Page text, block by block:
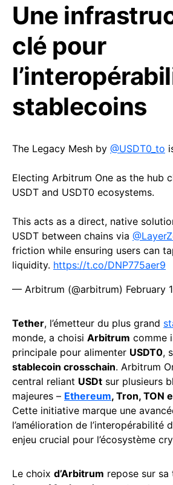
Une
clé pour
stablecoins
The Legacy Mesh by @USDT0_to
Electing Arbitrum One as the hub
USDT and USDT0 ecosystems.
This acts as a direct, native
USDT between chains via
friction while ensuring users can
liquidity. https://t.co/DNP775aer9
— Arbitrum (@arbitrum) February
Tether, l’émetteur du plus grand
monde, a choisi Arbitrum comme
principale pour alimenter USDT0,
stablecoin crosschain. Arbitrum
central reliant USDt sur plusieurs
majeures – Ethereum, Tron, TON
Cette initiative marque une
l’amélioration de l’interopérabilité
enjeu crucial pour l’écosystème
Le choix d’Arbitrum repose sur